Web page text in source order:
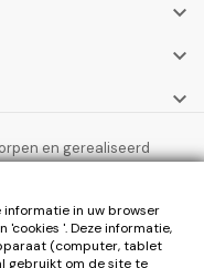



en gerealiseerd
informatie in uw browser
'cookies '. Deze informatie,
(computer, tablet
gebruikt om de site te